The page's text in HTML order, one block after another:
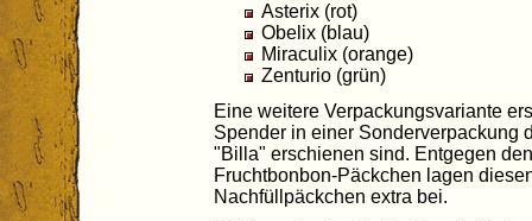
Asterix (rot)
Obelix (blau)
Miraculix (orange)
Zenturio (grün)
Eine weitere Verpackungsvariante
Spender in einer Sonderverpackung
"Billa" erschienen sind. Entgegen
Fruchtbonbon-Päckchen lagen
Nachfüllpäckchen extra bei.